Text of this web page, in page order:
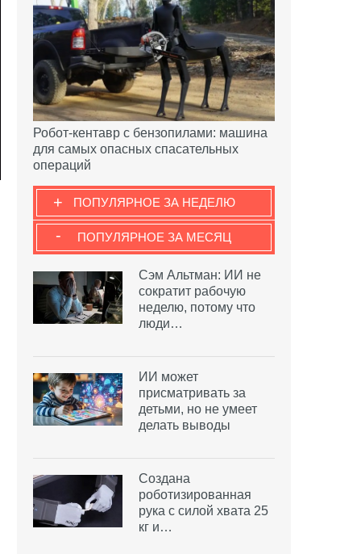
Робот-кентавр с бензопилами: машина
для самых опасных спасательных
операций
ПОПУЛЯРНОЕ ЗА НЕДЕЛЮ
+
ПОПУЛЯРНОЕ ЗА МЕСЯЦ
-
Сэм Альтман: ИИ не
сократит рабочую
неделю, потому что
люди…
ИИ может
присматривать за
детьми, но не умеет
делать выводы
Создана
роботизированная
рука с силой хвата 25
кг и…